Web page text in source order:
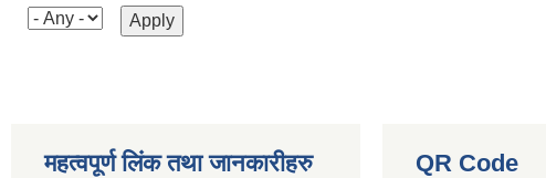
महत्वपूर्ण लिंक तथा जानकारीहरु QR Code